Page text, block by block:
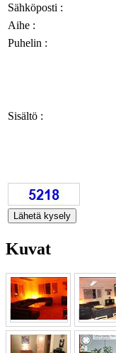
Sähköposti :
Aihe :
Puhelin :
Sisältö :
Kuvat